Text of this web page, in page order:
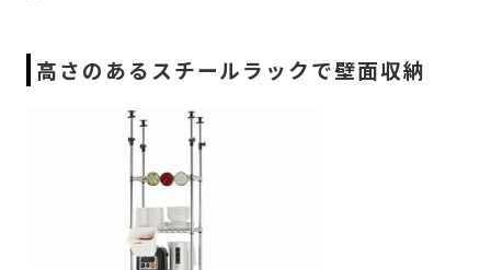
高さのあるスチールラックで壁面収納